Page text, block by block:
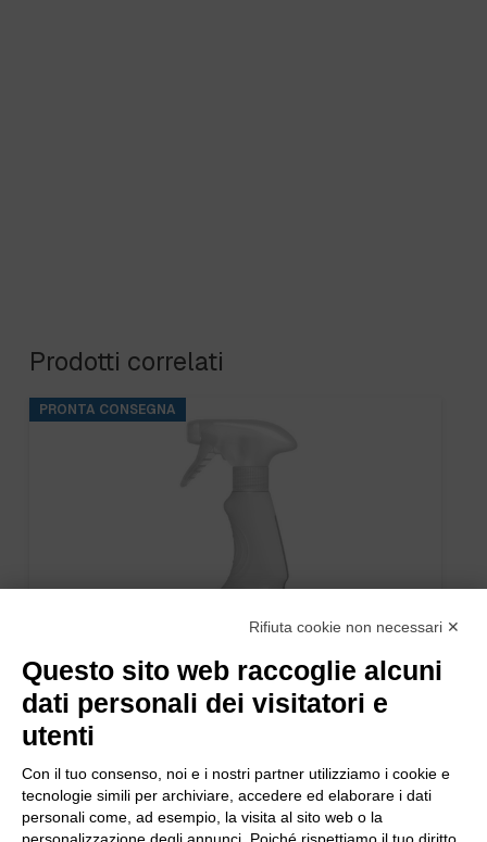
Prodotti correlati
PRONTA CONSEGNA
ESSENCE WINTER flacone 750 ml
Rifiuta cookie non necessari ✕
Questo sito web raccoglie alcuni
dati personali dei visitatori e
utenti
Con il tuo consenso, noi e i nostri partner utilizziamo i cookie e
tecnologie simili per archiviare, accedere ed elaborare i dati
personali come, ad esempio, la visita al sito web o la